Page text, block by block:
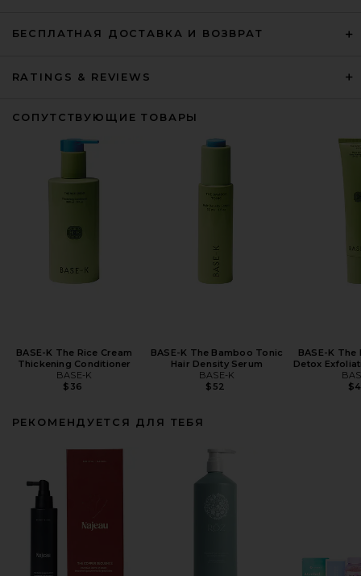
БЕСПЛАТНАЯ ДОСТАВКА И ВОЗВРАТ
RATINGS & REVIEWS
СОПУТСТВУЮЩИЕ ТОВАРЫ
BASE-K The Rice Cream
Thickening Conditioner
BASE-K
$36
BASE-K The Bamboo Tonic
Hair Density Serum
BASE-K
$52
BASE-K
Detox
РЕКОМЕНДУЕТСЯ ДЛЯ ТЕБЯ